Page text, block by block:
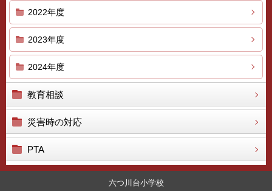
2022年度
2023年度
2024年度
教育相談
災害時の対応
PTA
六つ川台小学校